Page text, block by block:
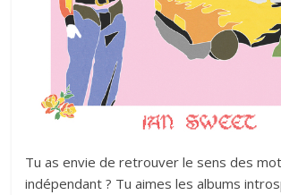
Tu as envie de retrouver le sens des
indépendant ? Tu aimes les albums